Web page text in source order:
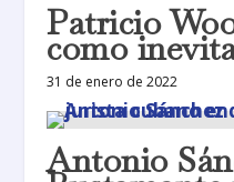
Patricio
como
31 de enero de 2022
Antonio